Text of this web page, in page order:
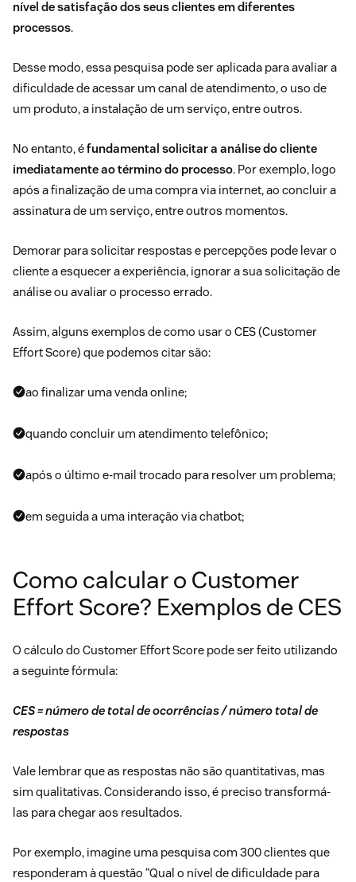
nível de satisfação dos seus clientes em diferentes
processos.
Desse modo, essa pesquisa pode ser aplicada para avaliar a
dificuldade de acessar um canal de atendimento, o uso de
um produto, a instalação de um serviço, entre outros.
No entanto, éfundamental solicitar a análise do cliente
imediatamente ao término do processo. Por exemplo, logo
após a finalização de uma compra via internet, ao concluir a
assinatura de um serviço, entre outros momentos.
Demorar para solicitar respostas e percepções pode levar o
cliente a esquecer a experiência, ignorar a sua solicitação de
análise ou avaliar o processo errado.
Assim, alguns exemplos de como usar o CES (Customer
Effort Score) que podemos citar são:
ao finalizar uma venda online;
quando concluir um atendimento telefônico;
após o último e-mail trocado para resolver um problema;
em seguida a uma interação viachatbot;
Como calcular o Customer
Effort Score? Exemplos de CES
O cálculo do Customer Effort Score pode ser feito utilizando
a seguinte fórmula:
CES = número de total de ocorrências / número total de
respostas
Vale lembrar que as respostas não são quantitativas, mas
sim qualitativas. Considerando isso, é preciso transformá-
las para chegar aos resultados.
Por exemplo, imagine uma pesquisa com 300 clientes que
responderam à questão “Qual o nível de dificuldade para